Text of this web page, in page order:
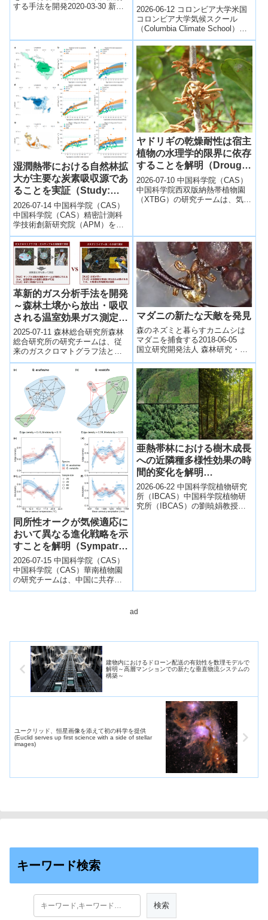
する手法を開発2020-03-30 新潟
That in the Future, Trees
May Store Less Carbon
Than Expected)
2026-06-12 コロンビア大学米国
コロンビア大学気候スクール
（Columbia Climate School）の
研究チームは、将来の森林によ
る炭素吸収量が...
湿潤熱帯における自然林拡
大が主要な炭素吸収源であ
ることを実証（Study:
Natural Forest
Expansion is a Major
Carbon Sink in Moist
Tropics）
2026-07-14 中国科学院（CAS）
中国科学院（CAS）精密計測科
学技術創新研究院（APM）を中
心とする国際研究チームは、こ
れまで十分に評価されていなか
っ...
ヤドリギの乾燥耐性は宿主
植物の水理学的限界に依存
することを解明（Drought
Resistance of Mistletoes
Depends on Hydraulic
Limits of Their Hosts）
2026-07-10 中国科学院（CAS）
中国科学院西双版納熱帯植物園
（XTBG）の研究チームは、気候
革新的ガス分析手法を開発
～森林土壌から放出・吸収
される温室効果ガス測定を
大幅に効率化～
2025-07-11 森林総合研究所森林
総合研究所の研究チームは、従
来のガスクロマトグラフ法とガ
スアナライザー法の利点を融合
させた新しい森林土壌温室効果
ガス分析...
マダニの新たな天敵を発見
森のネズミと暮らすカニムシは
マダニを捕食する2018-06-05
国立研究開発法人 森林研究・整
野生動物由来の感染症の拡大が
懸念...
同所性オークが気候適応に
おいて異なる進化戦略を示
すことを解明（Sympatric
Oaks Show Divergent
and Convergent
Strategies for Climate
Adaptation）
2026-07-15 中国科学院（CAS）
中国科学院（CAS）華南植物園
の研究チームは、中国に共存す
る2種のオーク（Quercus
亜熱帯林における樹木成長
への近隣種多様性効果の時
間的変化を解明
（Neighbourhood
Diversity Effects on Tree
Growth Shift Over Time in
2026-06-22 中国科学院植物研究
所（IBCAS）中国科学院植物研
究所（IBCAS）の劉暁娟教授ら
ad
建物内におけるドローン配送の有効性を数理モデルで
解明～高層マンションでの新たな垂直物流システムの
構築～
ユークリッド、恒星画像を添えて初の科学を提供
(Euclid serves up first science with a side of stellar
images)
キーワード検索